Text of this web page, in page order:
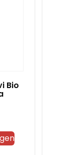
Bio